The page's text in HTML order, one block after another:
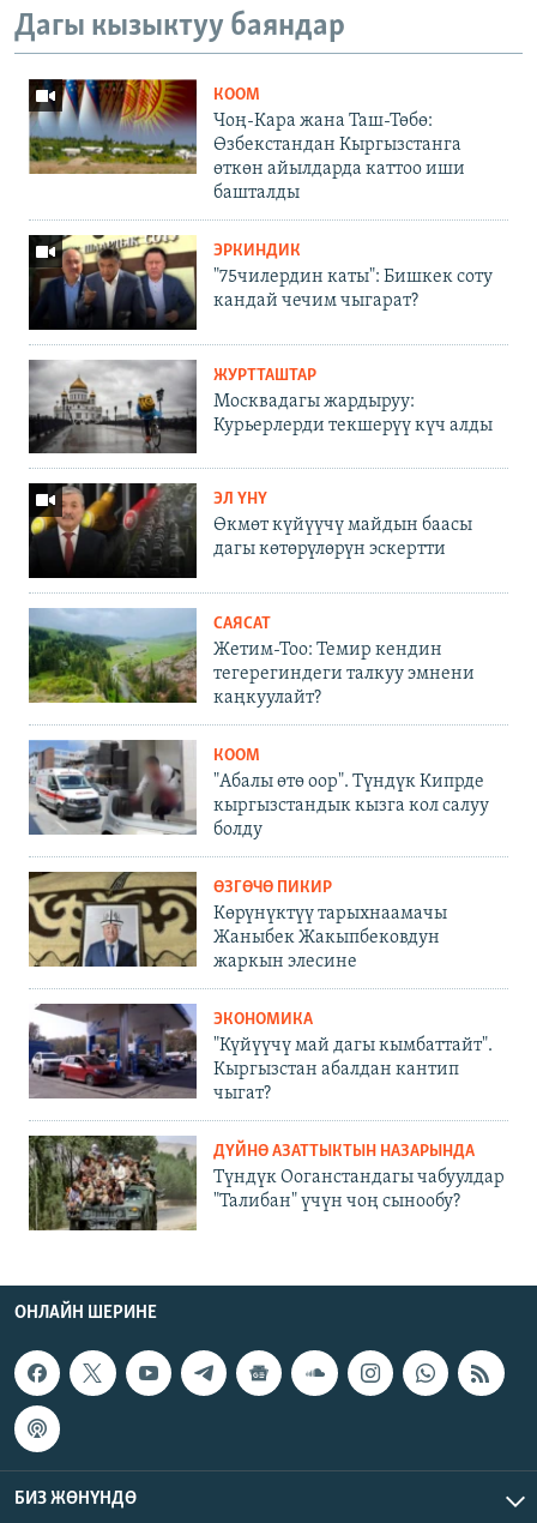
Дагы кызыктуу баяндар
КООМ
Чоң-Кара жана Таш-Төбө:
Өзбекстандан Кыргызстанга
өткөн айылдарда каттоо иши
башталды
ЭРКИНДИК
"75чилердин каты": Бишкек соту
кандай чечим чыгарат?
ЖУРТТАШТАР
Москвадагы жардыруу:
Курьерлерди текшерүү күч алды
ЭЛ ҮНҮ
Өкмөт күйүүчү майдын баасы
дагы көтөрүлөрүн эскертти
САЯСАТ
Жетим-Тоо: Темир кендин
тегерегиндеги талкуу эмнени
каңкуулайт?
КООМ
"Абалы өтө оор". Түндүк Кипрде
кыргызстандык кызга кол салуу
болду
ӨЗГӨЧӨ ПИКИР
Көрүнүктүү тарыхнаамачы
Жаныбек Жакыпбековдун
жаркын элесине
ЭКОНОМИКА
"Күйүүчү май дагы кымбаттайт".
Кыргызстан абалдан кантип
чыгат?
ДҮЙНӨ АЗАТТЫКТЫН НАЗАРЫНДА
Түндүк Ооганстандагы чабуулдар
"Талибан" үчүн чоң сынообу?
ОНЛАЙН ШЕРИНЕ
БИЗ ЖӨНҮНДӨ